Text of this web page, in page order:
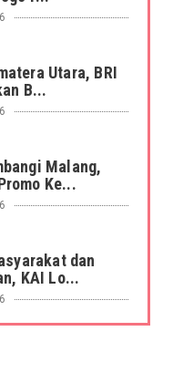
Utara, BRI
B...
Malang,
Ke...
dan
KAI Lo...